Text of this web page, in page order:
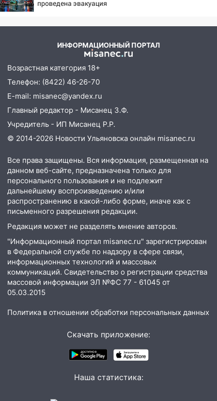
домов и выстрел за водку
Какая погоды будет днем 8
06:45 Императорский мост в
Ульяновске останется закрытым до
утра 10 августа
05:18 Судьба готовит сюрприз: гороскоп
на 8 августа — кому повезет с
деньгами, а кого ждет неожиданная
04:47 В Ульяновской области объявили
ракетную опасность: звучат сирены
07.08.2026
20:40 Ульяновские аграрии смогут
купить тракторы с отсрочкой платежа
до декабря
19:34 В следственном управлении
состоялось торжественное
мероприятие, приуроченное к
празднованию Дня сотрудника органов
следствия Российской Федерации
поддержать «Симбирскую чебурашку»
пилотным регионом проекта
Прогноз погоды в Ульяновской
проведена эвакуация
ИНФОРМАЦИОННЫЙ ПОРТАЛ
Возрастная категория 18+
Телефон: (8422) 46-26-70
E-mail: misanec@yandex.ru
Главный редактор - Мисанец З.Ф.
Учредитель - ИП Мисанец Р.Р.
© 2014-2026 Новости Ульяновска онлайн misanec.ru
Все права защищены. Вся информация, размещенная на
данном веб-сайте, предназначена только для
персонального пользования и не подлежит
дальнейшему воспроизведению и/или
распространению в какой-либо форме, иначе как с
письменного разрешения редакции.
Редакция может не разделять мнение авторов.
"Информационный портал misanec.ru" зарегистрирован
в Федеральной службе по надзору в сфере связи,
информационных технологий и массовых
коммуникаций. Свидетельство о регистрации средства
массовой информации ЭЛ №ФС 77 - 61045 от
05.03.2015
Политика в отношении обработки персональных данных
Скачать приложение:
Наша статистика: